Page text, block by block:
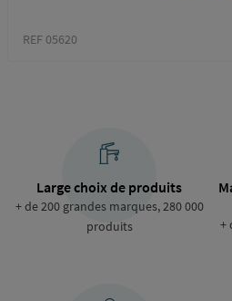
REF 05620
Large choix de produits
+ de 200 grandes marques, 280 000
produits
+